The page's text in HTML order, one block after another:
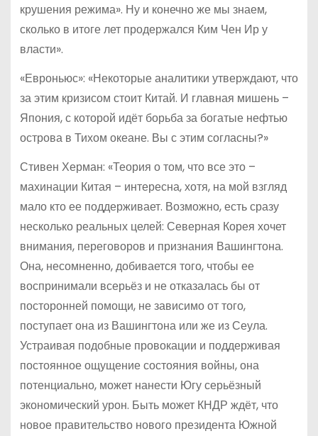
крушения режима». Ну и конечно же мы знаем,
сколько в итоге лет продержался Ким Чен Ир у
власти».
«Евроньюс»: «Некоторые аналитики утверждают, что
за этим кризисом стоит Китай. И главная мишень –
Япония, с которой идёт борьба за богатые нефтью
острова в Тихом океане. Вы с этим согласны?»
Стивен Херман: «Теория о том, что все это –
махинации Китая – интересна, хотя, на мой взгляд
мало кто ее поддерживает. Возможно, есть сразу
несколько реальных целей: Северная Корея хочет
внимания, переговоров и признания Вашингтона.
Она, несомненно, добивается того, чтобы ее
воспринимали всерьёз и не отказалась бы от
посторонней помощи, не зависимо от того,
поступает она из Вашингтона или же из Сеула.
Устраивая подобные провокации и поддерживая
постоянное ощущение состояния войны, она
потенциально, может нанести Югу серьёзный
экономический урон. Быть может КНДР ждёт, что
новое правительство нового президента Южной